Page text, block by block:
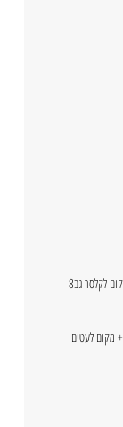
תאים תא ראשי גדול עם מקום יעודי למחשב נייד 15.6" + מקום לקלסר גב8
תא ראשי נוסף עם מקום יעודי לטאבלט + מקום לניירת A4 + מקום לעטים